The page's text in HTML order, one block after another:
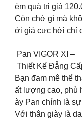
èm quà trị giá
Còn chờ gì mà
ới giá cực hời chỉ
Pan VIGOR XI –
Thiết Kế Đẳng
Bạn đam mê thể
ất lượng cao, phù
ày Pan chính là
Với thân giày là